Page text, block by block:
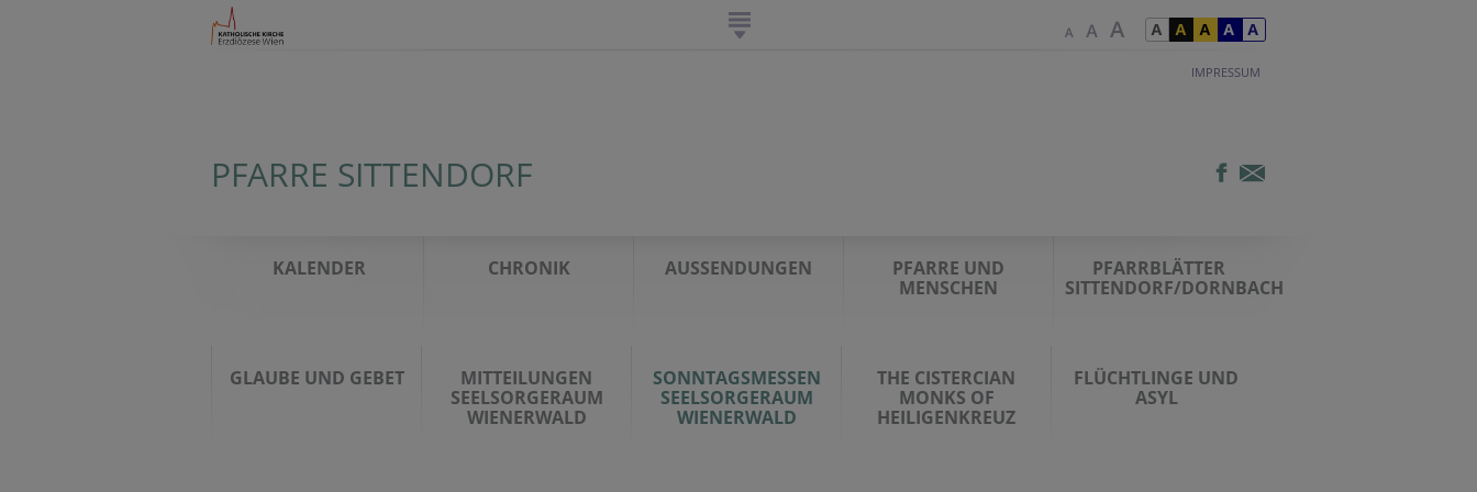
IMPRESSUM
PFARRE SITTENDORF
KALENDER CHRONIK AUSSENDUNGEN
PFARRE UND
MENSCHEN
PFARRBLÄTTER
SITTENDORF/DORNBACH
GLAUBE UND GEBET
MITTEILUNGEN
SEELSORGERAUM
WIENERWALD
SONNTAGSMESSEN
SEELSORGERAUM
WIENERWALD
THE CISTERCIAN
MONKS OF
HEILIGENKREUZ
FLÜCHTLINGE UND
ASYL